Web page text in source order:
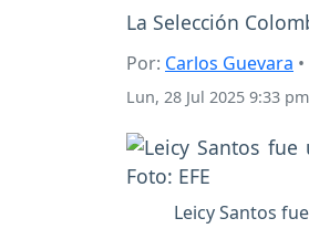
La Selección
Por: Carlos Guevara
Lun, 28 Jul 2025 9:33 pm
Leicy Santos